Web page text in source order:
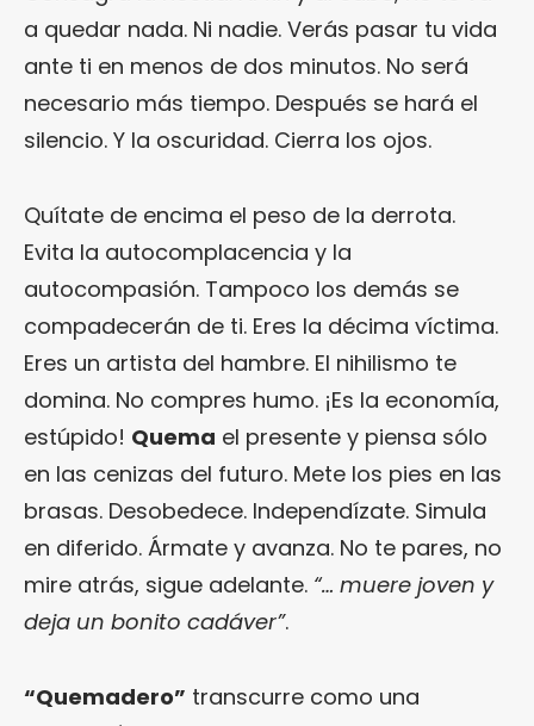
a quedar nada. Ni nadie. Verás pasar tu vida
ante ti en menos de dos minutos. No será
necesario más tiempo. Después se hará el
silencio. Y la oscuridad. Cierra los ojos.
Quítate de encima el peso de la derrota.
Evita la autocomplacencia y la
autocompasión. Tampoco los demás se
compadecerán de ti. Eres la décima víctima.
Eres un artista del hambre. El nihilismo te
domina. No compres humo. ¡Es la economía,
estúpido! Quema el presente y piensa sólo
en las cenizas del futuro. Mete los pies en las
brasas. Desobedece. Independízate. Simula
en diferido. Ármate y avanza. No te pares, no
mire atrás, sigue adelante. “… muere joven y
deja un bonito cadáver”.
“Quemadero” transcurre como una